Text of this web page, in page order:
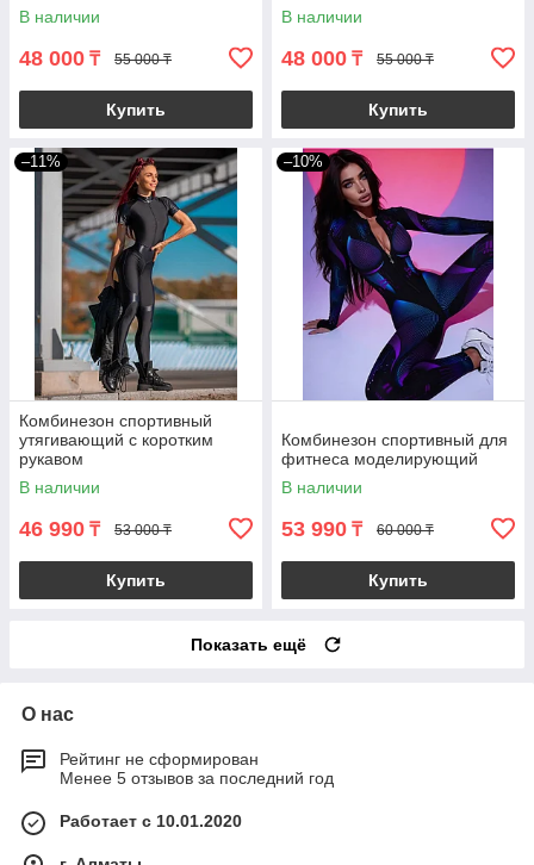
В наличии
48 000 ₸ 55 000 ₸
Купить
В наличии
48 000 ₸ 55 000 ₸
Купить
–11%
Комбинезон спортивный
утягивающий с коротким
рукавом
В наличии
46 990 ₸ 53 000 ₸
Купить
–10%
Комбинезон спортивный для
фитнеса моделирующий
В наличии
53 990 ₸ 60 000 ₸
Купить
Показать ещё
О нас
Рейтинг не сформирован
Менее 5 отзывов за последний год
Работает с 10.01.2020